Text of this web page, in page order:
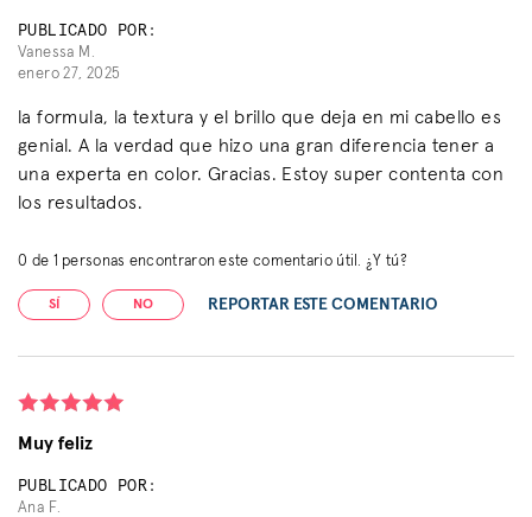
PUBLICADO POR:
Vanessa M.
enero 27, 2025
la formula, la textura y el brillo que deja en mi cabello es
genial. A la verdad que hizo una gran diferencia tener a
una experta en color. Gracias. Estoy super contenta con
los resultados.
0 de 1 personas encontraron este comentario útil. ¿Y tú?
SÍ NO REPORTAR ESTE COMENTARIO
Muy feliz
PUBLICADO POR:
Ana F.